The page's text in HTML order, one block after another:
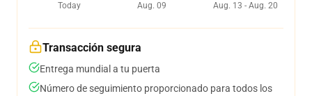
Today
Aug. 09
Aug. 13 - Aug. 20
Transacción segura
Entrega mundial a tu puerta
Número de seguimiento proporcionado para todos los